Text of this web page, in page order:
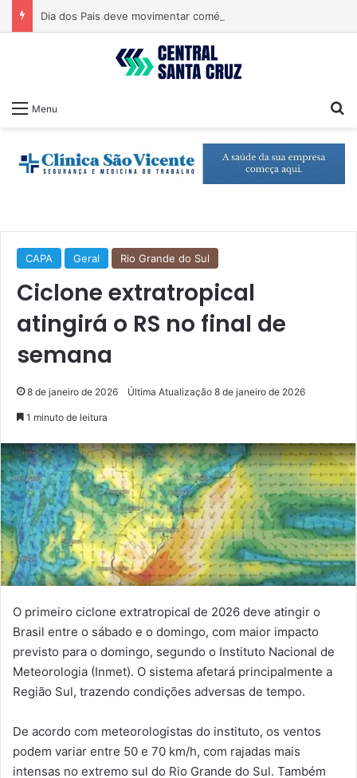
Menu
CAPA Geral Rio Grande do Sul
Ciclone extratropical
atingirá o RS no final de
semana
8 de janeiro de 2026 Última Atualização 8 de janeiro de 2026
1 minuto de leitura
O primeiro ciclone extratropical de 2026 deve atingir o
Brasil entre o sábado e o domingo, com maior impacto
previsto para o domingo, segundo o Instituto Nacional de
Meteorologia (Inmet). O sistema afetará principalmente a
Região Sul, trazendo condições adversas de tempo.
De acordo com meteorologistas do instituto, os ventos
podem variar entre 50 e 70 km/h, com rajadas mais
intensas no extremo sul do Rio Grande do Sul. Também